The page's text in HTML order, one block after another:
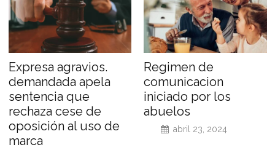
Expresa agravios.
demandada apela
sentencia que
rechaza cese de
oposición al uso de
marca
Regimen de
comunicacion
iniciado por los
abuelos
abril 23, 2024